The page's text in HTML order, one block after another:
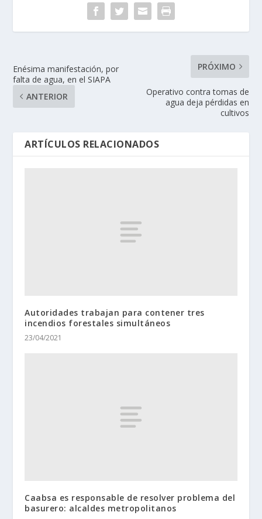
Enésima manifestación, por
falta de agua, en el SIAPA
ANTERIOR
PRÓXIMO
Operativo contra tomas de
agua deja pérdidas en
cultivos
ARTÍCULOS RELACIONADOS
Autoridades trabajan para contener tres
incendios forestales simultáneos
23/04/2021
Caabsa es responsable de resolver problema del
basurero: alcaldes metropolitanos